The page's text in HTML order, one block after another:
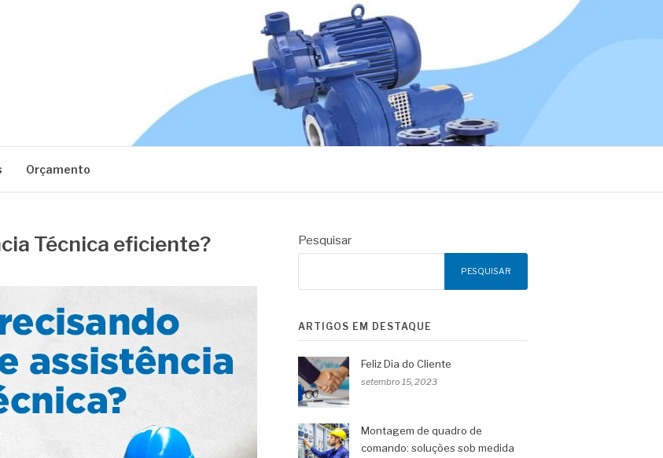
Orçamento
Técnica eficiente? Pesquisar
PESQUISAR
ARTIGOS EM DESTAQUE
Feliz Dia do Cliente
setembro 15, 2023
Montagem de quadro de
comando: soluções sob medida